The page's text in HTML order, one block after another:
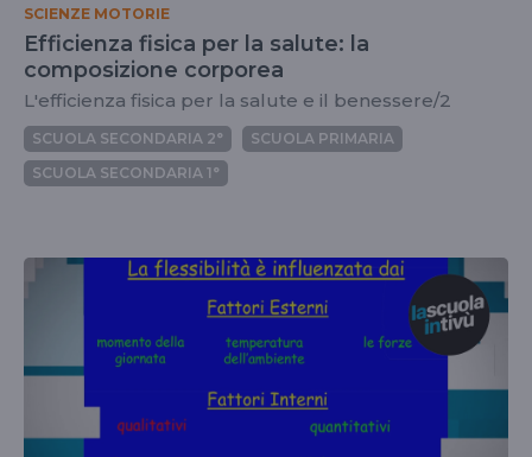
SCIENZE MOTORIE
Efficienza fisica per la salute: la
composizione corporea
L'efficienza fisica per la salute e il benessere/2
SCUOLA SECONDARIA 2°
SCUOLA PRIMARIA
SCUOLA SECONDARIA 1°